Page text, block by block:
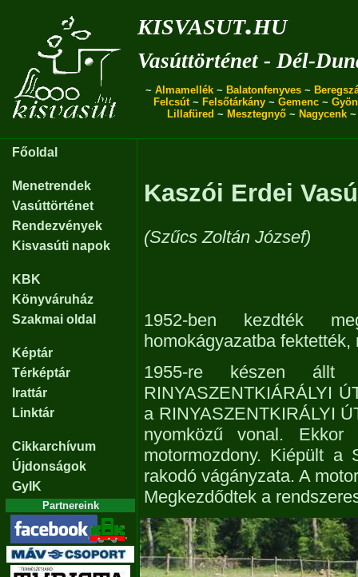
kisvasut.hu
Vasúttörténet - Dél-
~ Almamellék ~ Balatonfenyves ~
Felcsút~ Felsőtárkány ~ Gemenc ~
Lillafüred ~ Mesztegnyő~ Nagycenk
Főoldal
Menetrendek
Vasúttörténet
Rendezvények
Kisvasúti napok
KBK
Könyváruház
Szakmai oldal
Képtár
Térképtár
Irattár
Linktár
Cikkarchívum
Újdonságok
GyIK
Partnereink
Kaszói Erdei
(Szűcs Zoltán József)
1952-ben kezdték
homokágyazatba
1955-re készen
RINYASZENTKIÁRÁLYI
a RINYASZENTKIRÁLYI
nyomközű vonal.
motormozdony. Kiépült a
rakodó vágányzata. A
Megkezdődtek a